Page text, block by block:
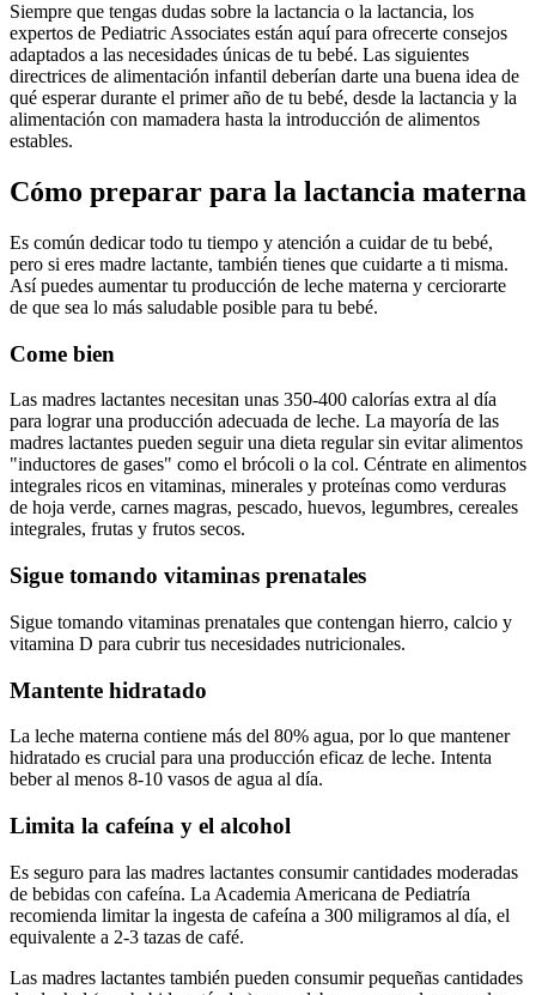
Siempre que tengas dudas sobre la lactancia o la lactancia, los
expertos de Pediatric Associates están aquí para ofrecerte consejos
adaptados a las necesidades únicas de tu bebé. Las siguientes
directrices de alimentación infantil deberían darte una buena idea de
qué esperar durante el primer año de tu bebé, desde la lactancia y la
alimentación con mamadera hasta la introducción de alimentos
estables.
Cómo preparar para la lactancia materna
Es común dedicar todo tu tiempo y atención a cuidar de tu bebé,
pero si eres madre lactante, también tienes que cuidarte a ti misma.
Así puedes aumentar tu producción de leche materna y cerciorarte
de que sea lo más saludable posible para tu bebé.
Come bien
Las madres lactantes necesitan unas 350-400 calorías extra al día
para lograr una producción adecuada de leche. La mayoría de las
madres lactantes pueden seguir una dieta regular sin evitar alimentos
"inductores de gases" como el brócoli o la col. Céntrate en alimentos
integrales ricos en vitaminas, minerales y proteínas como verduras
de hoja verde, carnes magras, pescado, huevos, legumbres, cereales
integrales, frutas y frutos secos.
Sigue tomando vitaminas prenatales
Sigue tomando vitaminas prenatales que contengan hierro, calcio y
vitamina D para cubrir tus necesidades nutricionales.
Mantente hidratado
La leche materna contiene más del 80% agua, por lo que mantener
hidratado es crucial para una producción eficaz de leche. Intenta
beber al menos 8-10 vasos de agua al día.
Limita la cafeína y el alcohol
Es seguro para las madres lactantes consumir cantidades moderadas
de bebidas con cafeína. La Academia Americana de Pediatría
recomienda limitar la ingesta de cafeína a 300 miligramos al día, el
equivalente a 2-3 tazas de café.
Las madres lactantes también pueden consumir pequeñas cantidades